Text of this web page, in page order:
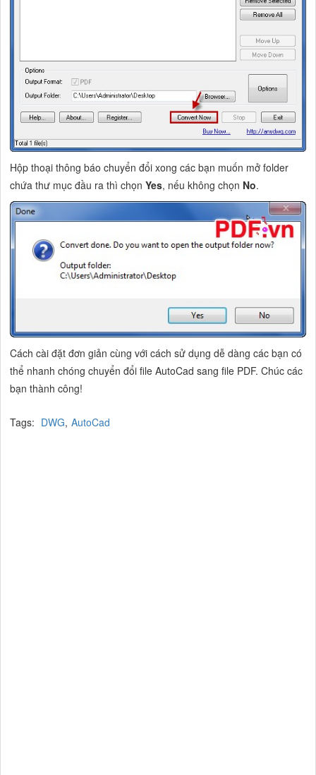
Hộp thoại thông báo chuyển đổi xong các bạn muốn mở folder
chứa thư mục đầu ra thì chọn Yes, nếu không chọn No.
Cách cài đặt đơn giản cùng với cách sử dụng dễ dàng các bạn có
thể nhanh chóng chuyển đổi file AutoCad sang file PDF. Chúc các
bạn thành công!
Tags: DWG, AutoCad